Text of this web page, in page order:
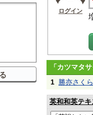
ログイン
「カツマタ
1
勝亦さくら
英和和英テキ